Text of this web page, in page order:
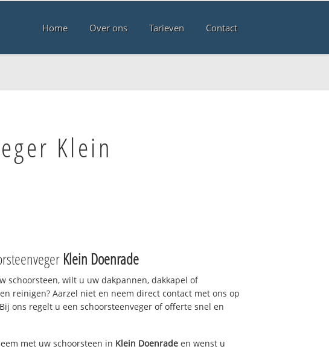
Home Over ons Tarieven Contact
Klein
Klein Doenrade
schoorsteen, wilt u uw dakpannen, dakkapel of
reinigen? Aarzel niet en neem direct contact met ons op
ons regelt u een schoorsteenveger of offerte snel en
met uw schoorsteen in Klein Doenrade en wenst u